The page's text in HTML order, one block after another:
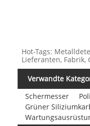
Hot-Tags:
Lieferanten, Fabrik,
Verwandte
Schermesser
Grüner